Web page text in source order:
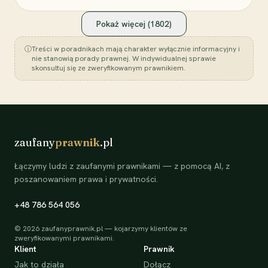
Pokaż więcej (1802)
ⓘTreści w poradnikach mają charakter wyłącznie informacyjny i
nie stanowią porady prawnej. W indywidualnej sprawie
skonsultuj się ze zweryfikowanym prawnikiem.
zaufanyprawnik.pl
Łączymy ludzi z zaufanymi prawnikami — z pomocą AI, z
poszanowaniem prawa i prywatności.
+48 786 564 056
© 2026 zaufanyprawnik.pl — kojarzymy klientów ze
zweryfikowanymi prawnikami.
Klient
Jak to działa
Prawnik
Dołącz